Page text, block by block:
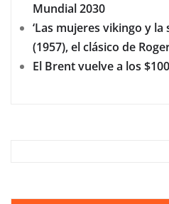
Mundial 2030
‘Las mujeres vikingo y la
(1957), el clásico de
El Brent vuelve a los $100